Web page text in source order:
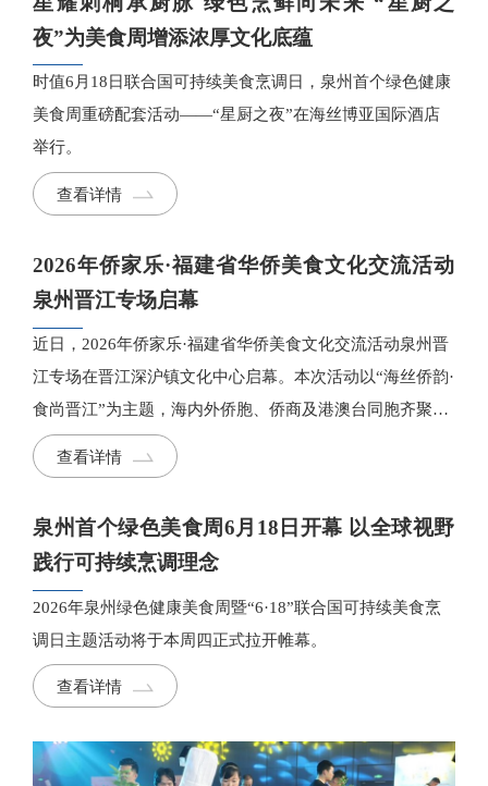
夜”为美食周增添浓厚文化底蕴
时值6月18日联合国可持续美食烹调日，泉州首个绿色健康
美食周重磅配套活动——“星厨之夜”在海丝博亚国际酒店
举行。
查看详情
2026年侨家乐·福建省华侨美食文化交流活动
泉州晋江专场启幕
近日，2026年侨家乐·福建省华侨美食文化交流活动泉州晋
江专场在晋江深沪镇文化中心启幕。本次活动以“海丝侨韵·
食尚晋江”为主题，海内外侨胞、侨商及港澳台同胞齐聚，
以文化为桥梁、美食为纽带，共叙乡情、共话发展。
查看详情
泉州首个绿色美食周6月18日开幕 以全球视野
践行可持续烹调理念
2026年泉州绿色健康美食周暨“6·18”联合国可持续美食烹
调日主题活动将于本周四正式拉开帷幕。
查看详情